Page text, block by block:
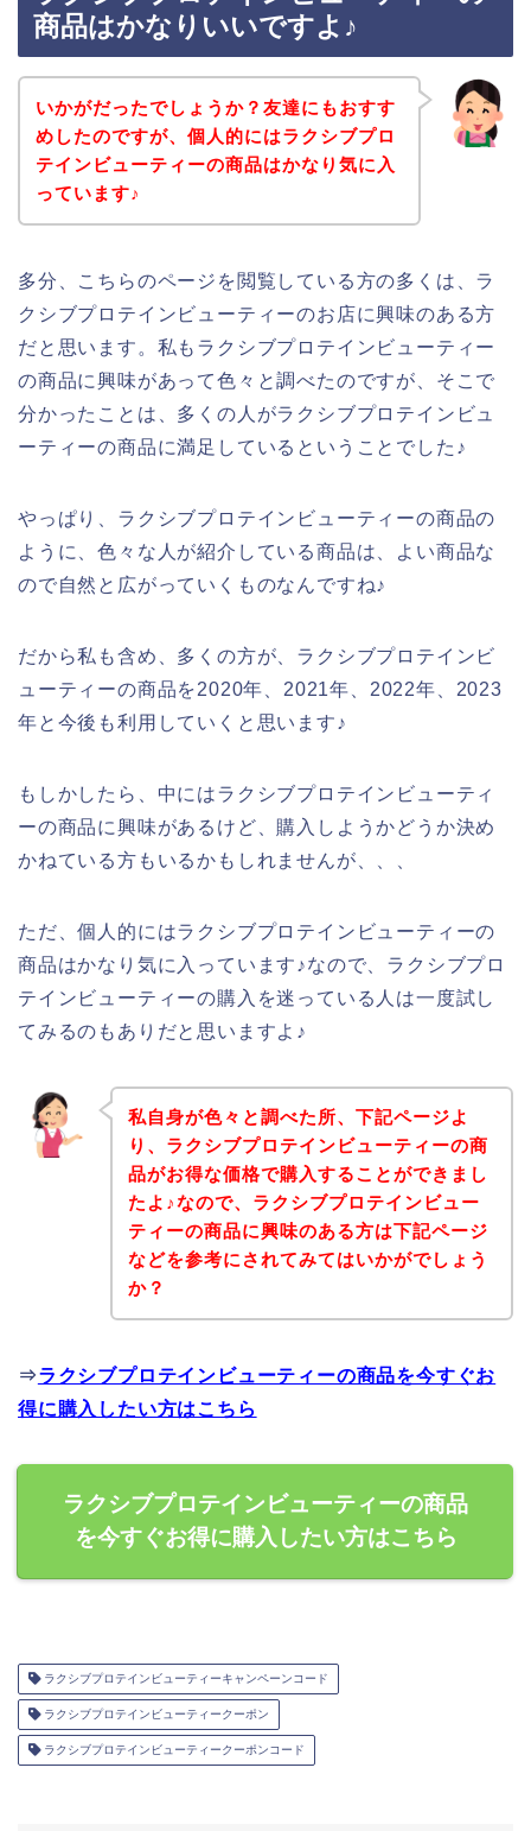
商品はかなりいいですよ♪
いかがだったでしょうか？友達にもおすす
めしたのですが、個人的にはラクシブプロ
テインビューティーの商品はかなり気に入
っています♪
多分、こちらのページを閲覧している方の多くは、ラ
クシブプロテインビューティーのお店に興味のある方
だと思います。私もラクシブプロテインビューティー
の商品に興味があって色々と調べたのですが、そこで
分かったことは、多くの人がラクシブプロテインビュ
ーティーの商品に満足しているということでした♪
やっぱり、ラクシブプロテインビューティーの商品の
ように、色々な人が紹介している商品は、よい商品な
ので自然と広がっていくものなんですね♪
だから私も含め、多くの方が、ラクシブプロテインビ
ューティーの商品を2020年、2021年、2022年、2023
年と今後も利用していくと思います♪
もしかしたら、中にはラクシブプロテインビューティ
ーの商品に興味があるけど、購入しようかどうか決め
かねている方もいるかもしれませんが、、、
ただ、個人的にはラクシブプロテインビューティーの
商品はかなり気に入っています♪なので、ラクシブプロ
テインビューティーの購入を迷っている人は一度試し
てみるのもありだと思いますよ♪
私自身が色々と調べた所、下記ページよ
り、ラクシブプロテインビューティーの商
品がお得な価格で購入することができまし
たよ♪なので、ラクシブプロテインビュー
ティーの商品に興味のある方は下記ページ
などを参考にされてみてはいかがでしょう
か？
⇒ラクシブプロテインビューティーの商品を今すぐお
得に購入したい方はこちら
ラクシブプロテインビューティーの商品
を今すぐお得に購入したい方はこちら
ラクシブプロテインビューティーキャンペーンコード
ラクシブプロテインビューティークーポン
ラクシブプロテインビューティークーポンコード